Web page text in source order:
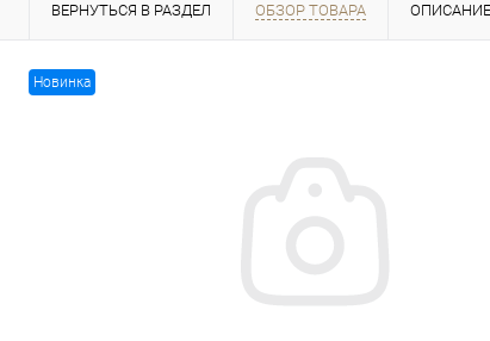
ВЕРНУТЬСЯ В РАЗДЕЛ ОБЗОР ТОВАРА ОПИСАНИЕ
Новинка